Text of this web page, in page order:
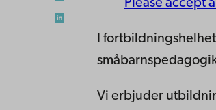
Please accept
I
Vi erbjuder